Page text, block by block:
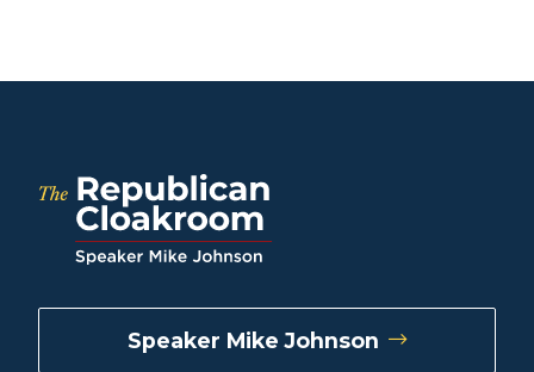
Speaker Mike Johnson